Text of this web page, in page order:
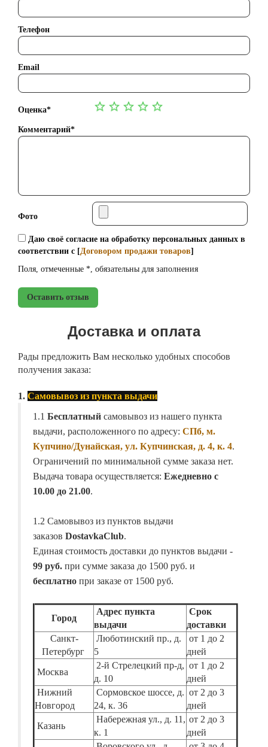
Телефон
Email
Оценка*
Комментарий*
Фото
Даю своё согласие на обработку персональных данных в
соответствии с [Договором продажи товаров]
Поля, отмеченные *, обязательны для заполнения
Оставить отзыв
Доставка и оплата
Рады предложить Вам несколько удобных способов
получения заказа:
1. Самовывоз из пункта выдачи
1.1 Бесплатный самовывоз из нашего пункта
выдачи, расположенного по адресу: СПб, м.
Купчино/Дунайская, ул. Купчинская, д. 4, к. 4.
Ограничений по минимальной сумме заказа нет.
Выдача товара осуществляется: Ежедневно с
10.00 до 21.00.
1.2 Самовывоз из пунктов выдачи
заказов DostavkaClub.
Единая стоимость доставки до пунктов выдачи -
99 руб. при сумме заказа до 1500 руб. и
бесплатно при заказе от 1500 руб.
Город
Адрес пункта
выдачи
Срок
доставки
Санкт-
Петербург
Люботинский пр., д.
5
от 1 до 2
дней
Москва
2-й Стрелецкий пр-д,
д. 10
от 1 до 2
дней
Нижний
Новгород
Сормовское шоссе, д.
24, к. 36
от 2 до 3
дней
Казань
Набережная ул., д. 11,
к. 1
от 2 до 3
дней